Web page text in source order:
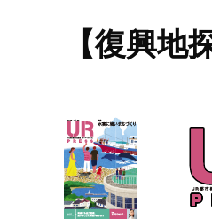
【復興地